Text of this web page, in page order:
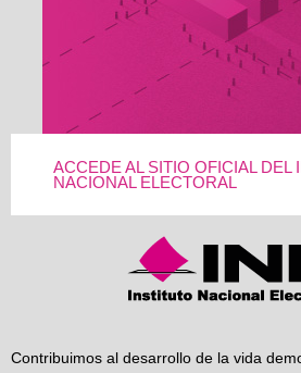
ACCEDE AL SITIO OFICIAL DEL
NACIONAL ELECTORAL
Contribuimos al desarrollo de la vida